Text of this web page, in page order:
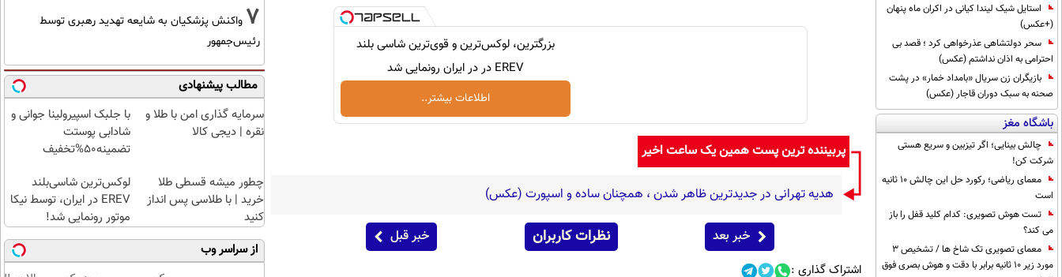
استایل شیک لیندا کیانی در اکران ماه پنهان
(+عکس)
سحر دولتشاهی عذرخواهی کرد ؛ قصد بی
احترامی به اذان نداشتم (عکس)
بازیگران زن سریال «بامداد خمار» در پشت
صحنه به سبک دوران قاجار (عکس)
باشگاه مغز
چالش بینایی؛ اگر تیزبین و سریع هستی
شرکت کن!
معمای ریاضی؛ رکورد حل این چالش 10 ثانیه
است
تست هوش تصویری: کدام کلید قفل را باز
می کند؟
معمای تصویری تک شاخ ها / تشخیص 3
مورد زیر 10 ثانیه برابر با دقت و هوش بصری فوق
بزرگترین، لوکس‌ترین و قوی‌ترین شاسی بلند
EREV در در ایران رونمایی شد
اطلاعات بیشتر..
پربیننده ترین پست همین یک ساعت اخیر
هدیه تهرانی در جدیدترین ظاهر شدن ، همچنان ساده و اسپورت (عکس)
خبر بعد نظرات کاربران خبر قبل
اشتراک گذاری :
7 واکنش پزشکیان به شایعه تهدید رهبری توسط
رئیس‌جمهور
مطالب پیشنهادی
سرمایه گذاری امن با طلا و
نقره | دیجی کالا
با جلبک اسپیرولینا جوانی و
شادابی پوستت
تضمینه50%تخفیف
چطور میشه قسطی طلا
خرید | با طلاسی پس انداز
کنید
لوکس‌ترین شاسی‌بلند
EREV در ایران، توسط نیکا
موتور رونمایی شد!
از سراسر وب